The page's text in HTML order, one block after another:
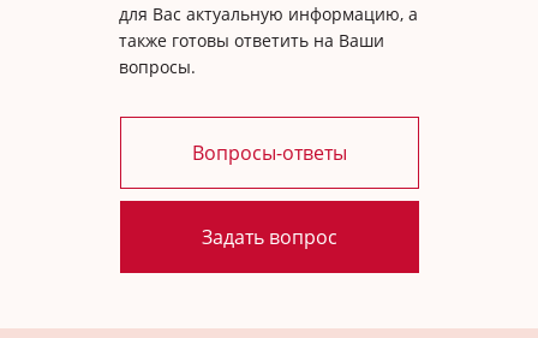
для Вас актуальную информацию, а
также готовы ответить на Ваши
вопросы.
Вопросы-ответы
Задать вопрос